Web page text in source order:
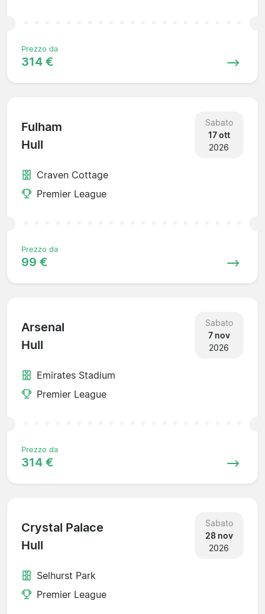
Prezzo da
314 €
Fulham
Hull
Sabato
17 ott
2026
Craven Cottage
Premier League
Prezzo da
99 €
Arsenal
Hull
Sabato
7 nov
2026
Emirates Stadium
Premier League
Prezzo da
314 €
Crystal Palace
Hull
Sabato
28 nov
2026
Selhurst Park
Premier League